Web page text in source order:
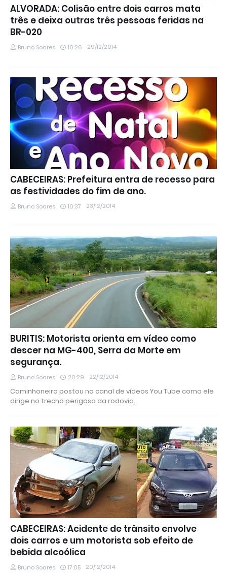
ALVORADA: Colisão entre dois carros mata
três e deixa outras três pessoas feridas na
BR-020
Bruno Soares 10:26 29/12/2014
CABECEIRAS: Prefeitura entra de recesso para
as festividades do fim de ano.
Bruno Soares 10:37 23/12/2014
BURITIS: Motorista orienta em vídeo como
descer na MG-400, Serra da Morte em
segurança.
Bruno Soares 20:29 22/12/2014
Caminhoneiro postou no canal de vídeos You Tube como ele
dirige no trecho perigoso da rodovia.
CABECEIRAS: Acidente de trânsito envolve
dois carros e um motorista sob efeito de
bebida alcoólica
Bruno Soares 17:05 20/12/2014